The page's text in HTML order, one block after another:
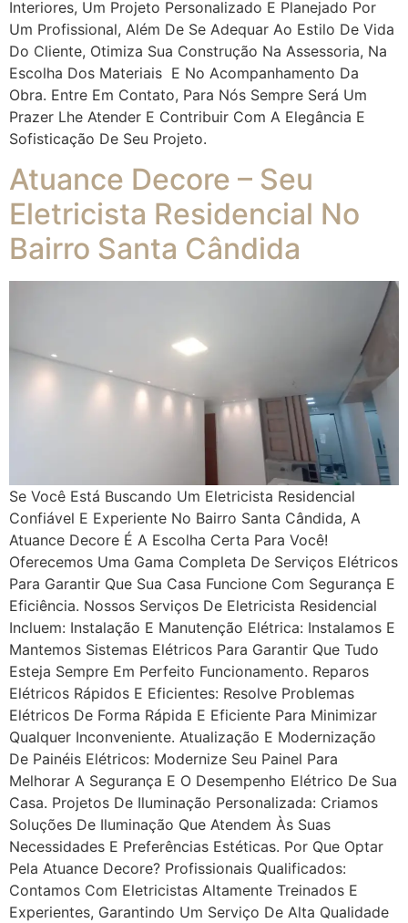
Interiores, Um Projeto Personalizado E Planejado Por
Um Profissional, Além De Se Adequar Ao Estilo De Vida
Do Cliente, Otimiza Sua Construção Na Assessoria, Na
Escolha Dos Materiais E No Acompanhamento Da
Obra. Entre Em Contato, Para Nós Sempre Será Um
Prazer Lhe Atender E Contribuir Com A Elegância E
Sofisticação De Seu Projeto.
Atuance Decore – Seu
Eletricista Residencial No
Bairro Santa Cândida
Se Você Está Buscando Um Eletricista Residencial
Confiável E Experiente No Bairro Santa Cândida, A
Atuance Decore É A Escolha Certa Para Você!
Oferecemos Uma Gama Completa De Serviços Elétricos
Para Garantir Que Sua Casa Funcione Com Segurança E
Eficiência. Nossos Serviços De Eletricista Residencial
Incluem: Instalação E Manutenção Elétrica: Instalamos E
Mantemos Sistemas Elétricos Para Garantir Que Tudo
Esteja Sempre Em Perfeito Funcionamento. Reparos
Elétricos Rápidos E Eficientes: Resolve Problemas
Elétricos De Forma Rápida E Eficiente Para Minimizar
Qualquer Inconveniente. Atualização E Modernização
De Painéis Elétricos: Modernize Seu Painel Para
Melhorar A Segurança E O Desempenho Elétrico De Sua
Casa. Projetos De Iluminação Personalizada: Criamos
Soluções De Iluminação Que Atendem Às Suas
Necessidades E Preferências Estéticas. Por Que Optar
Pela Atuance Decore? Profissionais Qualificados:
Contamos Com Eletricistas Altamente Treinados E
Experientes, Garantindo Um Serviço De Alta Qualidade